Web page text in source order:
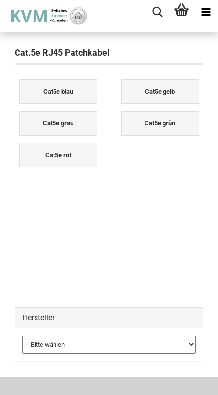
Cat.5e RJ45 Patchkabel
Cat5e blau Cat5e gelb
Cat5e grau Cat5e grün
Cat5e rot
Hersteller